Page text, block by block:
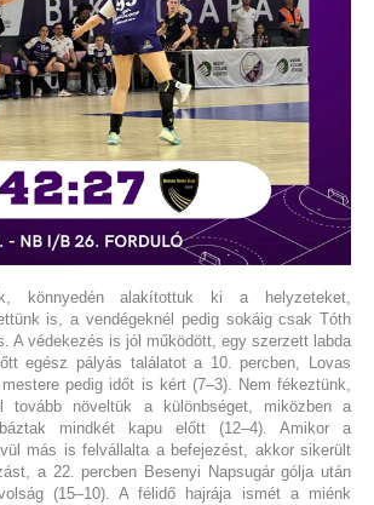
könnyedén alakítottuk ki a helyzeteket,
is, a vendégeknél pedig sokáig csak Tóth
A védekezés is jól működött, egy szerzett labda
egész pályás találatot a 10. percben, Lovas
pedig időt is kért (7–3). Nem fékeztünk,
tovább növeltük a különbséget, miközben a
mindkét kapu előtt (12–4). Amikor a
más is felvállalta a befejezést, akkor sikerült
a 22. percben Besenyi Napsugár gólja után
(15–10). A félidő hajrája ismét a miénk